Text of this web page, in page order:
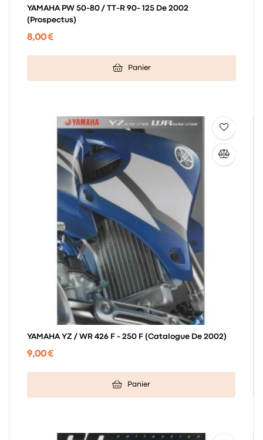
YAMAHA PW 50-80 / TT-R 90- 125 De 2002
(prospectus)
8,00 €
Panier
YAMAHA YZ / WR 426 F - 250 F (catalogue De 2002)
9,00 €
Panier